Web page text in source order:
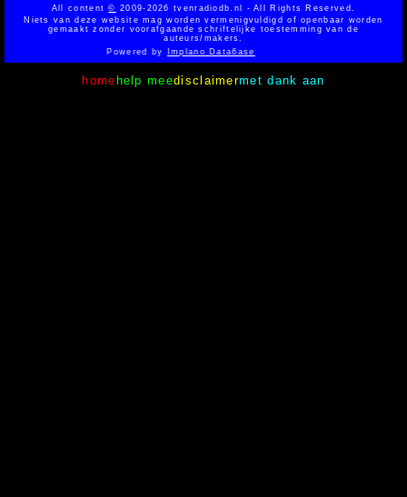
All content© 2009-2026 tvenradiodb.nl - All Rights Reserved.
Niets van deze website mag worden vermenigvuldigd of openbaar worden
gemaakt zonder voorafgaande schriftelijke toestemming van de
auteurs/makers.
Powered byImplano Data6ase
home help meedisclaimermet dank aan